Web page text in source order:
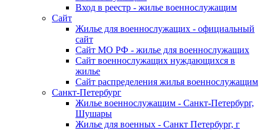
Вход в реестр - жилье военнослужащим
Сайт
Жилье для военнослужащих - официальный
сайт
Сайт МО РФ - жилье для военнослужащих
Сайт военнослужащих нуждающихся в
жилье
Сайт распределения жилья военнослужащим
Санкт-Петербург
Жилье военнослужащим - Санкт-Петербург,
Шушары
Жилье для военных - Санкт Петербург, г